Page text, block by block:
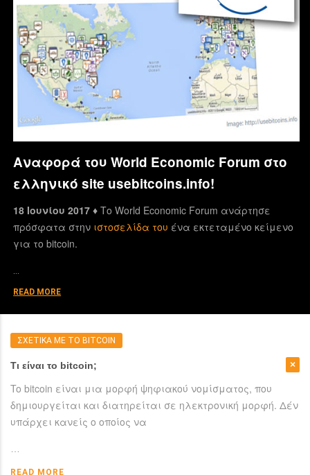
Αναφορά του World Economic Forum στο
ελληνικό site usebitcoins.info!
18 Ιουνίου 2017 ♦Το World Economic Forum ανάρτησε
πρόσφατα στην ιστοσελίδα του ένα εκτεταμένο κείμενο
για το bitcoin.
READ MORE
ΣΧΕΤΙΚΑ ΜΕ ΤΟ BITCOIN
Τι είναι το bitcoin;
To bitcoin είναι μια μορφή ψηφιακού νομίσματος, που
δημιουργείται και διατηρείται σε ηλεκτρονική μορφή. Δέν
υπάρχει κανείς ο οποίος να
…
READ MORE